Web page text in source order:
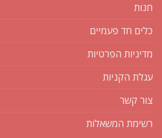
חנות
כלים חד פעמיים
מדיניות הפרטיות
עגלת הקניות
צור קשר
רשימת המשאלות